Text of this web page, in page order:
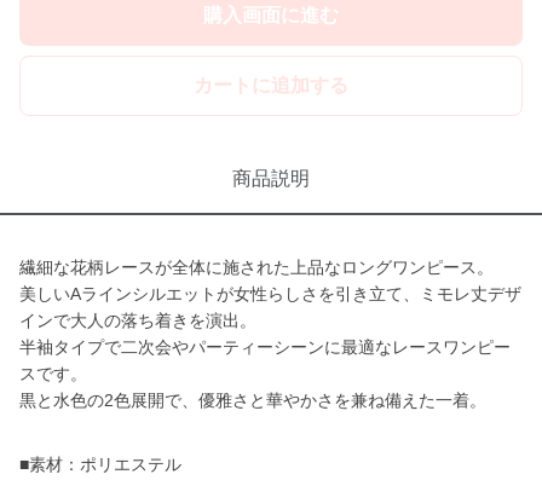
購入画面に進む
カートに追加する
商品説明
繊細な花柄レースが全体に施された上品なロングワンピース。
美しいAラインシルエットが女性らしさを引き立て、ミモレ丈デザ
インで大人の落ち着きを演出。
半袖タイプで二次会やパーティーシーンに最適なレースワンピー
スです。
黒と水色の2色展開で、優雅さと華やかさを兼ね備えた一着。
■素材：ポリエステル